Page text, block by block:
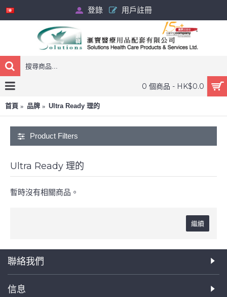
登錄 用戶註冊
0 個商品 - HK$0.0
首頁 品牌 Ultra Ready 理的
Product Filters
Ultra Ready 理的
暫時沒有相關商品。
繼續
聯絡我們
信息